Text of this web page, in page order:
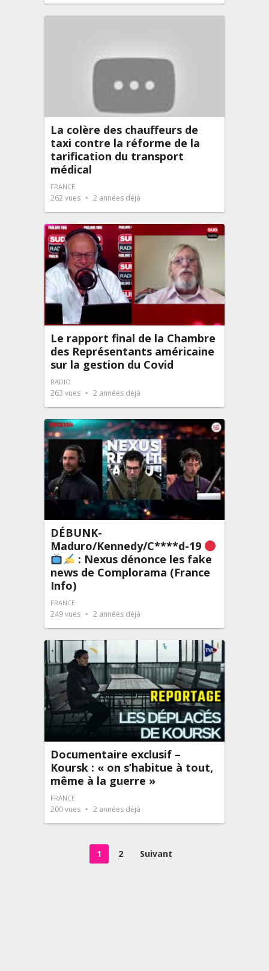
La colère des chauffeurs de
taxi contre la réforme de la
tarification du transport
médical
FRANCE
262vues 2 années déjà
Le rapport final de la Chambre
des Représentants américaine
sur la gestion du Covid
RADIO
263 vues 2 années déjà
DÉBUNK-
Maduro/Kennedy/C****d-19
: Nexus dénonce les fake
news de Complorama (France
Info)
FRANCE
249vues 2 années déjà
Documentaire exclusif –
Koursk : « on s’habitue à tout,
même à la guerre »
FRANCE
200vues 2 années déjà
1 2 Suivant